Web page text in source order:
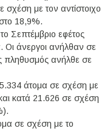
με τον αντίστοιχο
18,9%.
Σεπτέμβριο εφέτος
Οι άνεργοι ανήλθαν σε
πληθυσμός ανήλθε σε
άτομα σε σχέση με
κατά 21.626 σε σχέση
σε σχέση με το